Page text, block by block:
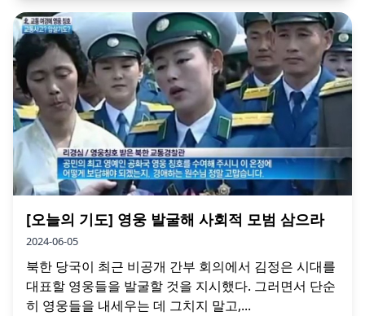
[오늘의 기도] 영웅 발굴해 사회적 모범 삼으라
2024-06-05
북한 당국이 최근 비공개 간부 회의에서 김정은 시대를
대표할 영웅들을 발굴할 것을 지시했다. 그러면서 단순
히 영웅들을 내세우는 데 그치지 말고,...